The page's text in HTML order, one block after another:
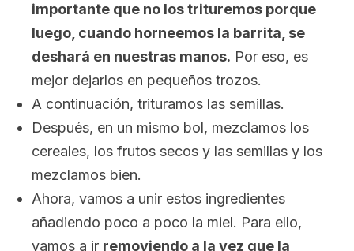
importante que no los trituremos porque
luego, cuando horneemos la barrita, se
deshará en nuestras manos. Por eso, es
mejor dejarlos en pequeños trozos.
A continuación, trituramos las semillas.
Después, en un mismo bol, mezclamos los
cereales, los frutos secos y las semillas y los
mezclamos bien.
Ahora, vamos a unir estos ingredientes
añadiendo poco a poco la miel. Para ello,
vamos a ir removiendo a la vez que la